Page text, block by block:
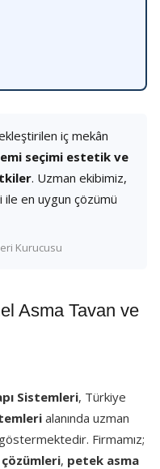
iç mekân
seçimi estetik ve
. Uzman ekibimiz,
en uygun çözümü
Kurucusu
Asma Tavan ve
Sistemleri, Türkiye
alanında uzman
Firmamız;
, petek asma